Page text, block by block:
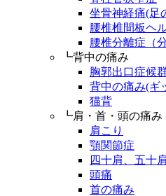
坐骨神経痛(足
腰椎椎間板ヘ
腰椎分離症（
┗背中の痛み
胸郭出口症候
背中の痛み(ギ
猫背
┗肩・首・頭の痛み
肩こり
顎関節症
四十肩、五十肩
頭痛
首の痛み